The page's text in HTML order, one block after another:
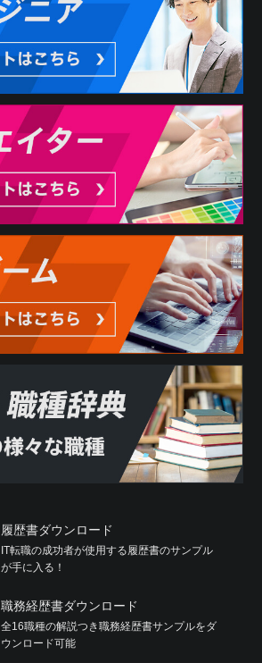
履歴書ダウンロード
IT転職の成功者が使用する履歴書のサンプル
が手に入る！
職務経歴書ダウンロード
全16職種の解説つき職務経歴書サンプルをダ
ウンロード可能